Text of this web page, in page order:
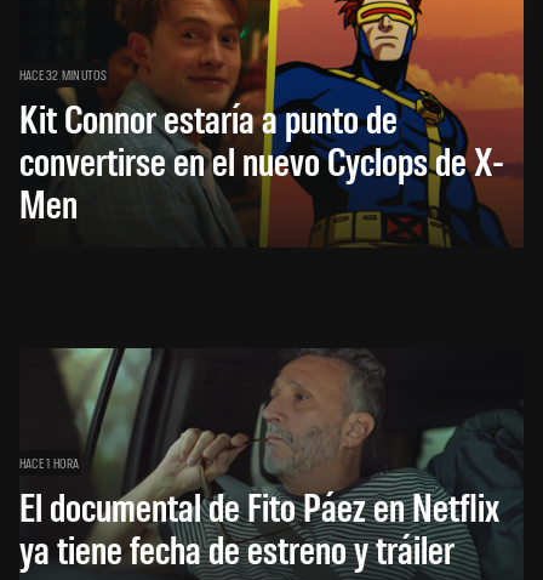
HACE 32 MINUTOS
Kit Connor estaría a punto de
convertirse en el nuevo Cyclops de X-
Men
HACE 1 HORA
El documental de Fito Páez en Netflix
ya tiene fecha de estreno y tráiler